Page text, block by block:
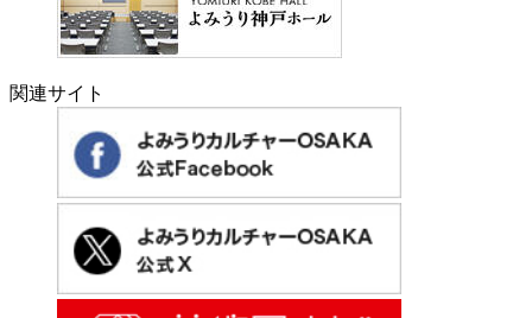
関連サイト